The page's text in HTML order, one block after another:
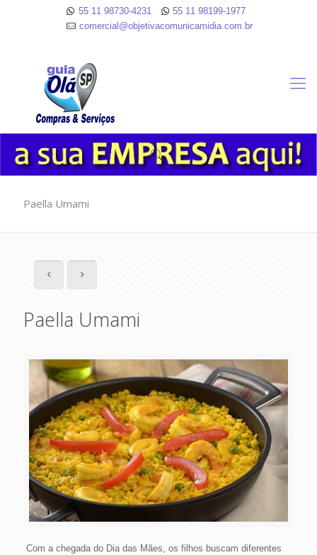
55 11 98730-4231
55 11 98199-1977
comercial@objetivacomunicamidia.com.br
Paella Umami
Paella Umami
Com a chegada do Dia das Mães, os filhos buscam diferentes